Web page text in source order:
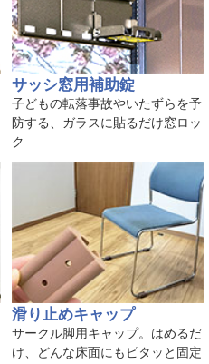
サッシ窓用補助錠
子どもの転落事故やいたずらを予
防する、ガラスに貼るだけ窓ロッ
ク
滑り止めキャップ
サークル脚用キャップ。はめるだ
け、どんな床面にもピタッと固定